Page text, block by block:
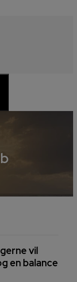
vil
en balance